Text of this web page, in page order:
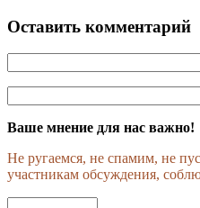
Оставить комментарий
Ваше мнение для нас важно!
Не ругаемся, не спамим, не
участникам обсуждения,